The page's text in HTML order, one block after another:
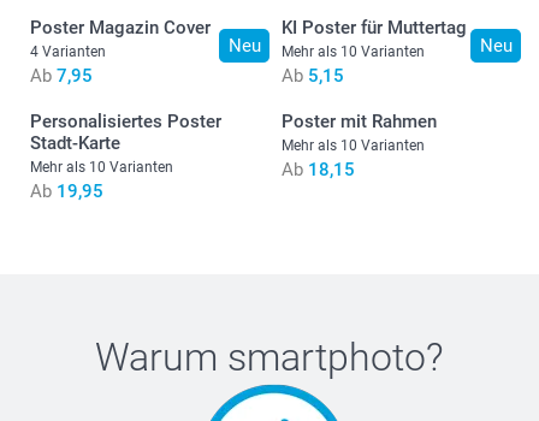
5 - 9 Ab
10 - 19
20 - 29
30+
Neu
Poster Magazin Cover
4 Varianten
Ab 7,95
Neu
KI Poster für Muttertag
Mehr als 10 Varianten
Ab 5,15
Personalisiertes Poster
Stadt-Karte
Mehr als 10 Varianten
Ab 19,95
Poster mit Rahmen
Mehr als 10 Varianten
Ab 18,15
Warum smartphoto?